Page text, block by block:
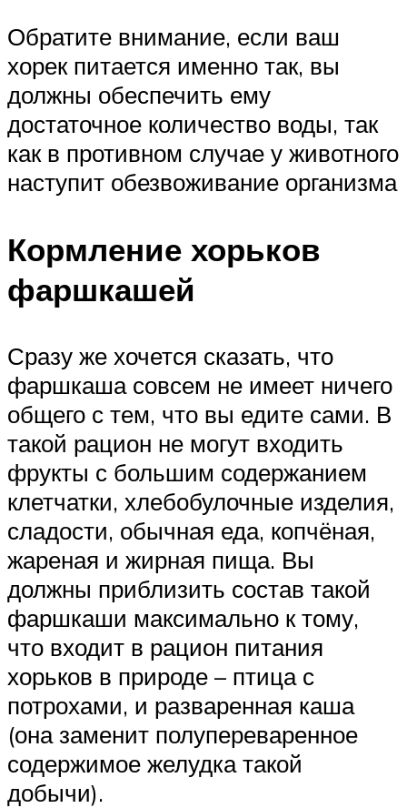
Обратите внимание, если ваш
хорек питается именно так, вы
должны обеспечить ему
достаточное количество воды, так
как в противном случае у животного
наступит обезвоживание организма
Кормление хорьков
фаршкашей
Сразу же хочется сказать, что
фаршкаша совсем не имеет ничего
общего с тем, что вы едите сами. В
такой рацион не могут входить
фрукты с большим содержанием
клетчатки, хлебобулочные изделия,
сладости, обычная еда, копчёная,
жареная и жирная пища. Вы
должны приблизить состав такой
фаршкаши максимально к тому,
что входит в рацион питания
хорьков в природе – птица с
потрохами, и разваренная каша
(она заменит полупереваренное
содержимое желудка такой
добычи).